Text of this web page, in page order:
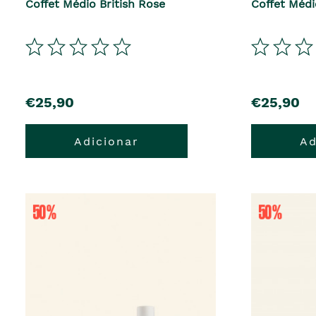
Coffet Médio British Rose
precio
€25,90
Adicionar
Coffet
precio
€25,90